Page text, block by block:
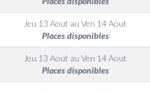
Jeu 13 Aout auVen 14 Aout
Places disponibles
Jeu 13 Aout auVen 14 Aout
Places disponibles